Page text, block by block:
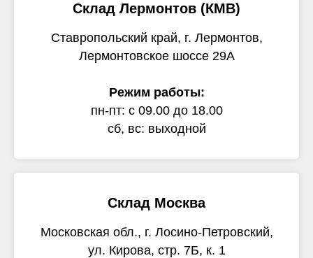
Склад Лермонтов (КМВ)
Ставропольский край, г. Лермонтов,
Лермонтовское шоссе 29А
Режим работы:
пн-пт: с 09.00 до 18.00
сб, вс: выходной
Склад Москва
Московская обл., г. Лосино-Петровский,
ул. Кирова, стр. 7Б, к. 1